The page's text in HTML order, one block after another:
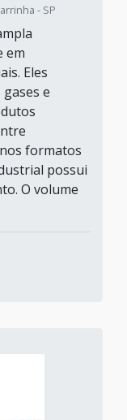
- SP
em
Eles
e
formatos
possui
O volume